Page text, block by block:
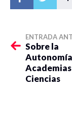
ENTRADA
Sobre la
Ciencias